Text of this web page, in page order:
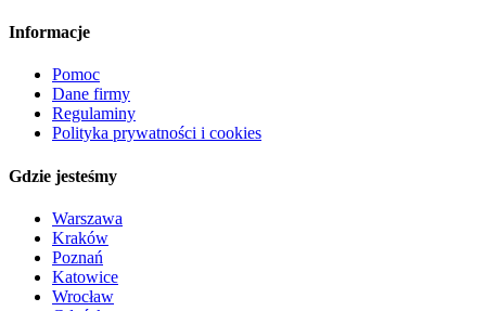
Informacje
Pomoc
Dane firmy
Regulaminy
Polityka prywatności i cookies
Gdzie jesteśmy
Warszawa
Kraków
Poznań
Katowice
Wrocław